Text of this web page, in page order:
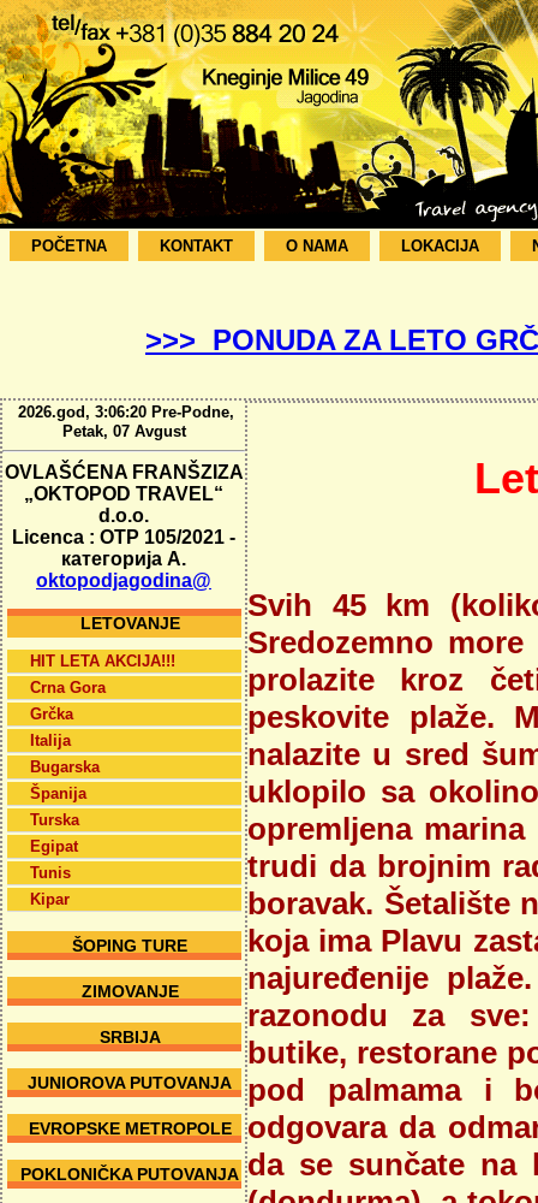
POČETNA KONTAKT O NAMA LOKACIJA
>>> PONUDA ZA LETO
2026.god, 3:06:21 Pre-Podne,
Petak, 07 Avgust
OVLAŠĆENA FRANŠZIZA
„OKTOPOD TRAVEL“
d.o.o.
Licenca : OTP 105/2021 -
категорија А.
oktopodjagodina@
LETOVANJE
HIT LETA AKCIJA!!!
Crna Gora
Grčka
Italija
Bugarska
Španija
Turska
Egipat
Tunis
Kipar
ŠOPING TURE
ZIMOVANJE
SRBIJA
JUNIOROVA PUTOVANJA
EVROPSKE METROPOLE
POKLONIČKA PUTOVANJA
Svih 45 km
Sredozemno
prolazite kroz
peskovite plaže.
nalazite u sred
uklopilo sa
opremljena
trudi da brojnim
boravak. Šetalište
koja ima Plavu
najuređenije
razonodu za
butike, restorane
pod palmama i
odgovara da
da se sunčate na